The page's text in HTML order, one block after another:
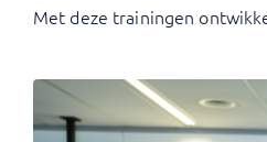
Met deze trainingen